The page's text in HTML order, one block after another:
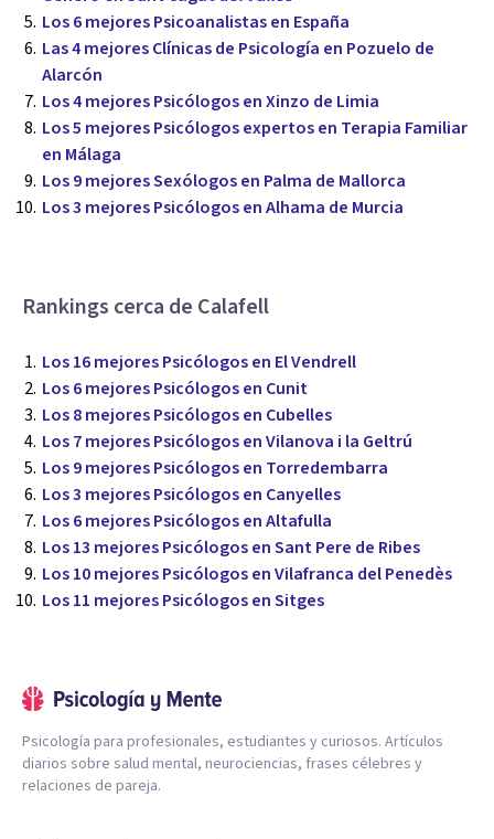
Los 6 mejores Psicoanalistas en España
Las 4 mejores Clínicas de Psicología en Pozuelo de
Alarcón
Los 4 mejores Psicólogos en Xinzo de Limia
Los 5 mejores Psicólogos expertos en Terapia Familiar
en Málaga
Los 9 mejores Sexólogos en Palma de Mallorca
Los 3 mejores Psicólogos en Alhama de Murcia
Rankings cerca de Calafell
Los 16 mejores Psicólogos en El Vendrell
Los 6 mejores Psicólogos en Cunit
Los 8 mejores Psicólogos en Cubelles
Los 7 mejores Psicólogos en Vilanova i la Geltrú
Los 9 mejores Psicólogos en Torredembarra
Los 3 mejores Psicólogos en Canyelles
Los 6 mejores Psicólogos en Altafulla
Los 13 mejores Psicólogos en Sant Pere de Ribes
Los 10 mejores Psicólogos en Vilafranca del Penedès
Los 11 mejores Psicólogos en Sitges
Psicología para profesionales, estudiantes y curiosos. Artículos
diarios sobre salud mental, neurociencias, frases célebres y
relaciones de pareja.